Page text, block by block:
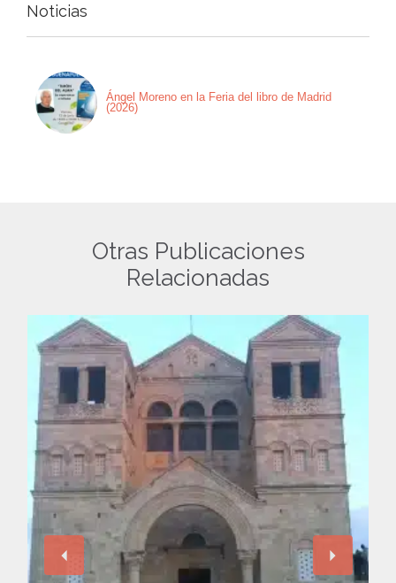
Noticias
Ángel Moreno en la Feria del libro de Madrid
(2026)
Otras Publicaciones
Relacionadas